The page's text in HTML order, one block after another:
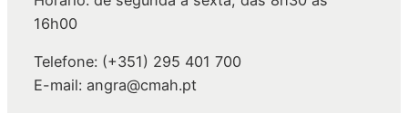
16h00
Telefone: (+351) 295 401 700
E-mail: angra@cmah.pt